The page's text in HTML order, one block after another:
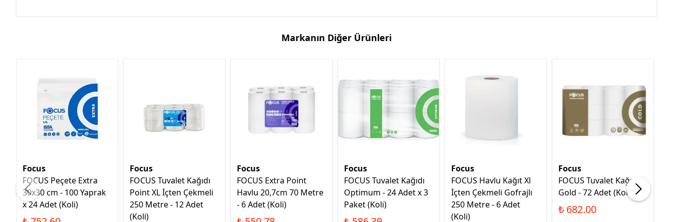
Markanın Diğer Ürünleri
Focus
FOCUS Peçete Extra
30x30 cm - 100 Yaprak
x 24 Adet (Koli)
Focus
FOCUS Tuvalet Kağıdı
Point XL İçten Çekmeli
250 Metre - 12 Adet
(Koli)
Focus
FOCUS Extra Point
Havlu 20,7cm 70 Metre
- 6 Adet (Koli)
Focus
FOCUS Tuvalet Kağıdı
Optimum - 24 Adet x 3
Paket (Koli)
Focus
FOCUS Havlu Kağıt Xl
İçten Çekmeli Gofrajlı
250 Metre - 6 Adet
(Koli)
Focus
FOCUS Tuvalet Kağıdı
Gold - 72 Adet (Koli)
₺ 682.00